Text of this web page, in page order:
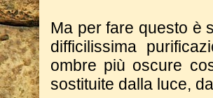
Ma per fare questo è
difficilissima
ombre più oscure
sostituite dalla luce,